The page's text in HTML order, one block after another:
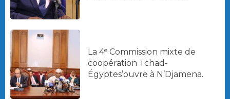
La 4ᵉ Commission mixte de
coopération Tchad-
Égyptes’ouvre à N’Djamena.